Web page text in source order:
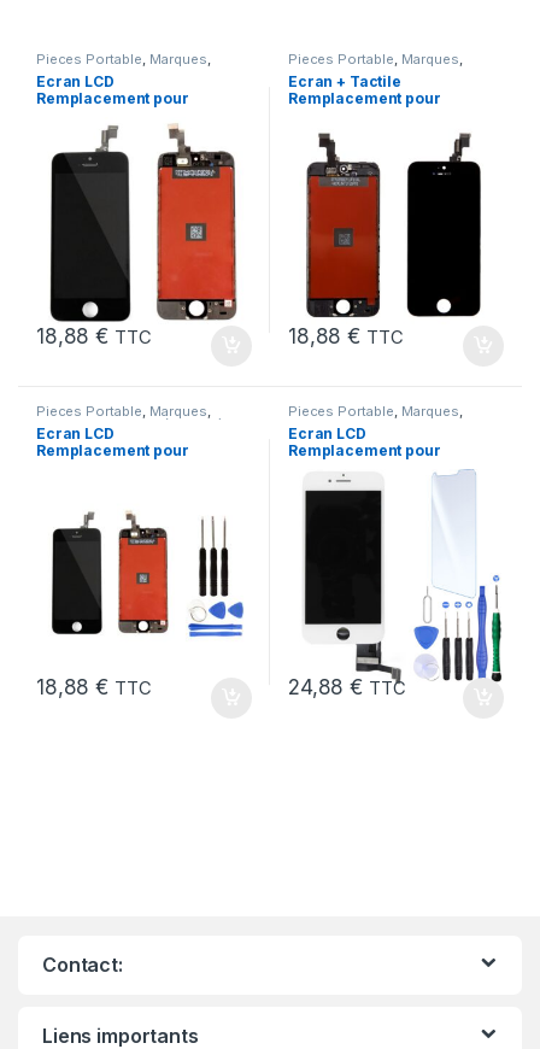
Pieces Portable Marques
iPhone 5s
Ecran LCD
Remplacement pour
tactile + Outils
18,88€ TTC
Pieces Portable Marques
iPhone 5C
Ecran + Tactile
Remplacement pour
sur Chassis + Outils
18,88€ TTC
Pieces Portable Marques
iPhone 5 SE (1er Gen)
Ecran LCD
Remplacement pour
18,88€ TTC
Pieces Portable Marques
Ecran LCD
Remplacement pour
Trempe +Kit
24,88€ TTC
Contact:
Liens importants